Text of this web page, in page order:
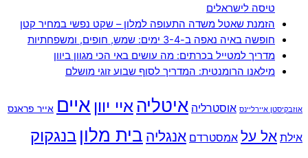
טיסה לישראלים
הזמנת שאטל משדה התעופה למלון – שקט נפשי במחיר קטן
חופשה באיה נאפה ב-3-4 ימים: שמש, חופים, ומשפחתיות
מדריך למטייל בכרתים: מה עושים באי הכי מגוון ביוון
מילאנו הרומנטית: המדריך לסוף שבוע זוגי מושלם
אוזבקיסטן איירליינס אוסטרליה איטליה איי יוון איים אייר פראנס
אילת אל על אמסטרדם אנגליה בית מלון בנגקוק